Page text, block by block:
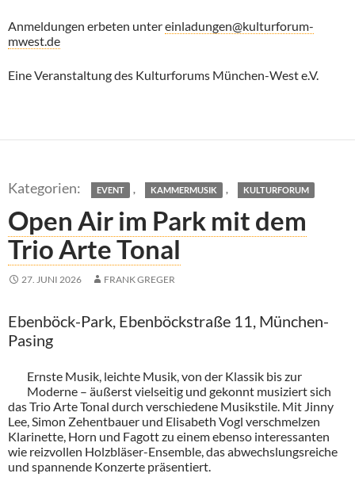
Anmeldungen erbeten untereinladungen@kulturforum-
mwest.de
Eine Veranstaltung des Kulturforums München-West e.V.
EVENT , KAMMERMUSIK , KULTURFORUM
Open Air im Park mit dem
Trio Arte Tonal
27. JUNI 2026 FRANK GREGER
Ebenböck-Park, Ebenböckstraße 11, München-
Pasing
Ernste Musik, leichte Musik, von der Klassik bis zur
Moderne – äußerst vielseitig und gekonnt musiziert sich
das Trio Arte Tonal durch verschiedene Musikstile. Mit Jinny
Lee, Simon Zehentbauer und Elisabeth Vogl verschmelzen
Klarinette, Horn und Fagott zu einem ebenso interessanten
wie reizvollen Holzbläser-Ensemble, das abwechslungsreiche
und spannende Konzerte präsentiert.